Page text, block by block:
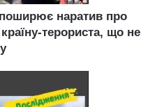
наратив про
терориста, що не